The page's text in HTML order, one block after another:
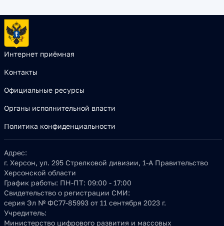
Интернет приёмная
Контакты
Официальные ресурсы
Органы исполнительной власти
Политика конфиденциальности
Адрес:
г. Херсон, ул. 295 Стрелковой дивизии, 1-А Правительство
Херсонской области
График работы: ПН-ПТ: 09:00 - 17:00
Свидетельство о регистрации СМИ:
серия Эл № ФС77-85993 от 11 сентября 2023 г.
Учредитель:
Министерство цифрового развития и массовых